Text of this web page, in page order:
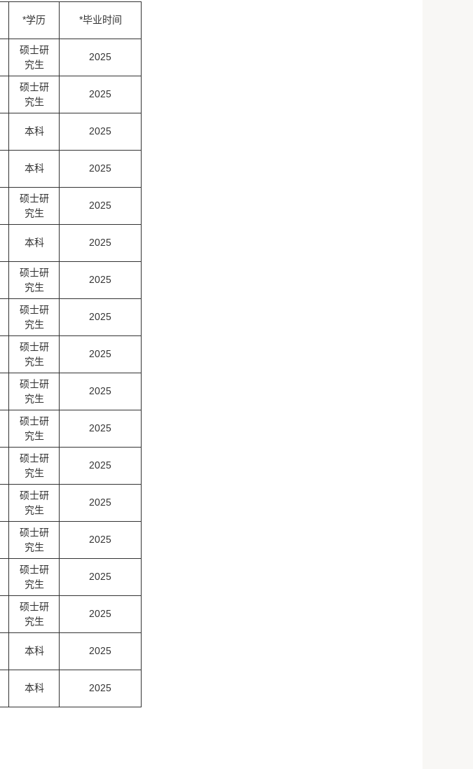
*学历 *毕业时间
硕士研
究生
2025
硕士研
究生
2025
本科 2025
本科 2025
硕士研
究生
2025
本科 2025
硕士研
究生
2025
硕士研
究生
2025
硕士研
究生
2025
硕士研
究生
2025
硕士研
究生
2025
硕士研
究生
2025
硕士研
究生
2025
硕士研
究生
2025
硕士研
究生
2025
硕士研
究生
2025
本科 2025
本科 2025